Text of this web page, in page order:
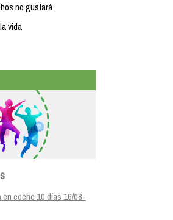
no gustará
vida
coche 10 días 16/08-